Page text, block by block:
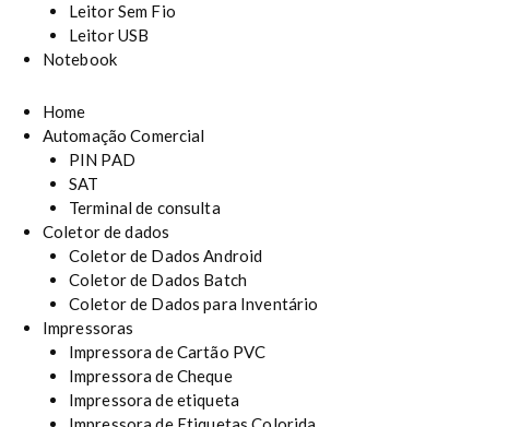
Leitor Sem Fio
Leitor USB
Notebook
Home
Automação Comercial
PIN PAD
SAT
Terminal de consulta
Coletor de dados
Coletor de Dados Android
Coletor de Dados Batch
Coletor de Dados para Inventário
Impressoras
Impressora de Cartão PVC
Impressora de Cheque
Impressora de etiqueta